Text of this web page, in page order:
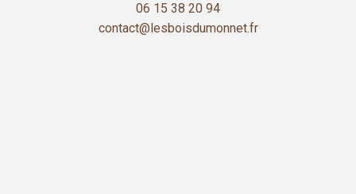
06 15 38 20 94
contact@lesboisdumonnet.fr